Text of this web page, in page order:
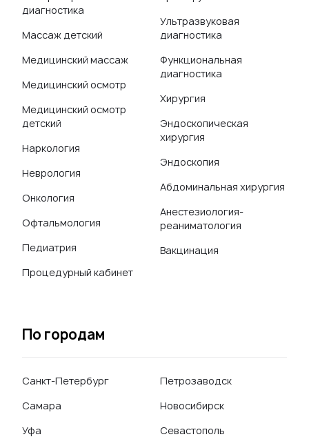
диагностика
Массаж детский
Медицинский массаж
Медицинский осмотр
Медицинский осмотр
детский
Наркология
Неврология
Онкология
Офтальмология
Педиатрия
Процедурный кабинет
Ультразвуковая
диагностика
Функциональная
диагностика
Хирургия
Эндоскопическая
хирургия
Эндоскопия
Абдоминальная хирургия
Анестезиология-
реаниматология
Вакцинация
По городам
Санкт-Петербург
Самара
Уфа
Петрозаводск
Новосибирск
Севастополь